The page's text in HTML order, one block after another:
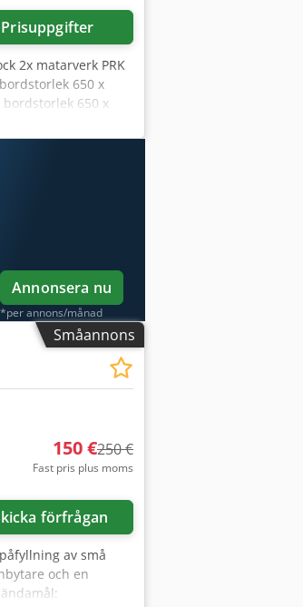
Prisuppgifter
2x matarverk PRK
650 x
650 x
se bild)
Annonsera nu
*per annons/månad
Småannons
Begär fler bilder
150 €250 €
Fast pris plus moms
förfrågan
av små
och en